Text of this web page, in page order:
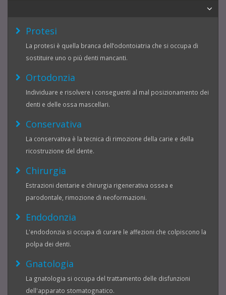
Protesi
La protesi è quella branca dell’odontoiatria che si occupa di
sostituire uno o più denti mancanti.
Ortodonzia
Individuare e risolvere i conseguenti al mal posizionamento dei
denti e delle ossa mascellari.
Conservativa
La conservativa è la tecnica di rimozione della carie e della
ricostruzione del dente.
Chirurgia
Estrazioni dentarie e chirurgia rigenerativa ossea e
parodontale, rimozione di neoformazioni.
Endodonzia
L'endodonzia si occupa di curare le affezioni che colpiscono la
polpa dei denti.
Gnatologia
La gnatologia si occupa del trattamento delle disfunzioni
dell'apparato stomatognatico.